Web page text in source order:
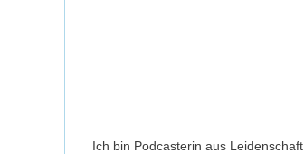
Ich bin Podcasterin aus Leidenschaft